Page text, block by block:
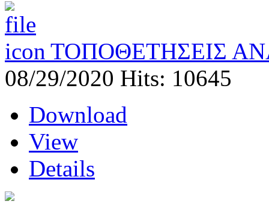
ΤΟΠΟΘΕΤΗΣΕΙΣ
08/29/2020 Hits: 10645
Download
View
Details